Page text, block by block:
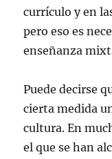
currículo y en
pero eso es
enseñanza
Puede decirse
cierta medida
cultura. En
el que se han